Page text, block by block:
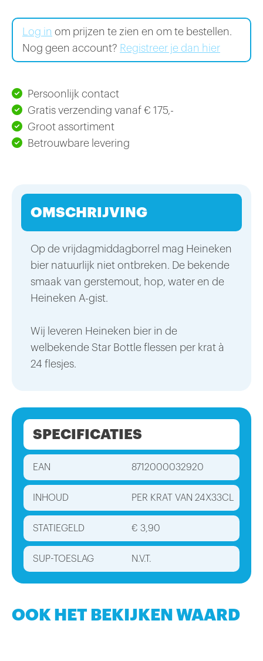
Log in om prijzen te zien en om te bestellen.
Nog geen account? Registreer je dan hier
Persoonlijk contact
Gratis verzending vanaf € 175,-
Groot assortiment
Betrouwbare levering
OMSCHRIJVING
Op de vrijdagmiddagborrel mag Heineken
bier natuurlijk niet ontbreken. De bekende
smaak van gerstemout, hop, water en de
Heineken A-gist.
Wij leveren Heineken bier in de
welbekende Star Bottle flessen per krat à
24 flesjes.
SPECIFICATIES
EAN 8712000032920
INHOUD PER KRAT VAN 24X33CL
STATIEGELD € 3,90
SUP-TOESLAG N.V.T.
OOK HET BEKIJKEN WAARD